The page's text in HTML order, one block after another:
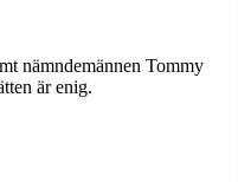
nämndemännen Tommy
är enig.